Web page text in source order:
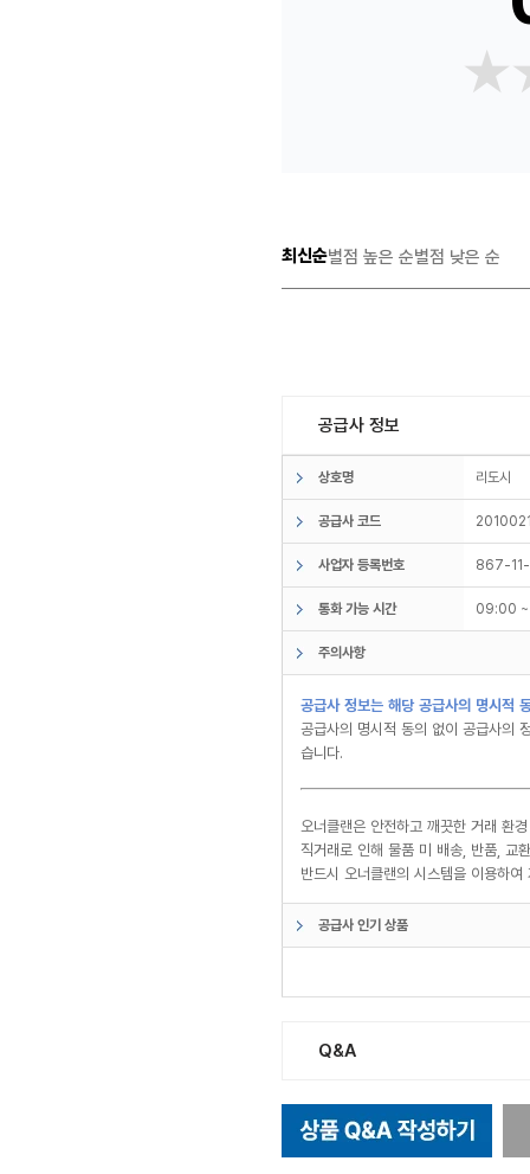
최신순별점 높은 순별점 낮은 순
공급사 정보
상호명 리도시
공급사 코드
사업자 등록번호 867-
통화 가능 시간 09:00
주의사항
공급사 정보는 해당 공급사의 명시적
공급사의 명시적 동의 없이 공급사의
습니다.
오너클랜은 안전하고 깨끗한 거래 환
직거래로 인해 물품 미 배송, 반품, 교
반드시 오너클랜의 시스템을 이용하
공급사 인기 상품
Q&A